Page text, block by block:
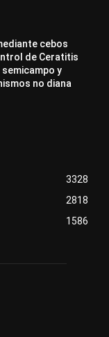
cebos
de Ceratitis
y
no diana
3328
2818
1586